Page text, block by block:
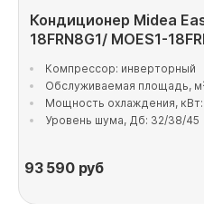
Кондиционер Midea
18FRN8G1/ MOES1-
Компрессор: инверторный
Обслуживаемая площадь,
Мощность охлаждения,
Уровень шума, Дб: 32/38/45
93 590руб